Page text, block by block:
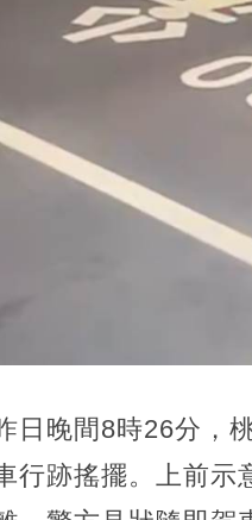
日晚間8時26分，
行跡搖擺。上前示